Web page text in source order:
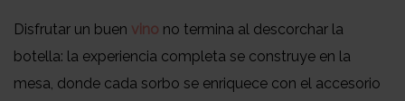
Disfrutar un buen vino no termina al descorchar la
botella: la experiencia completa se construye en la
mesa, donde cada sorbo se enriquece con el accesorio